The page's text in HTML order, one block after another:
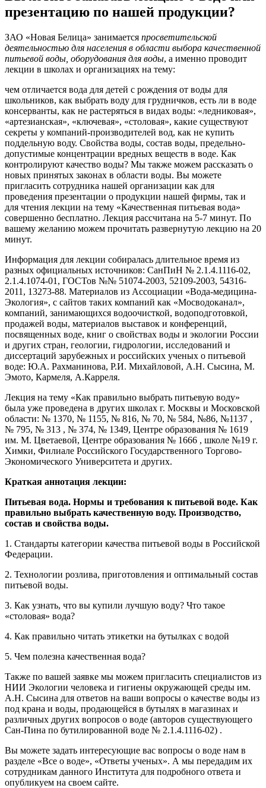
презентацию по нашей продукции?
ЗАО «Новая Белица» занимается просветительской
деятельностью для населения в области выбора качественной
питьевой воды, оборудования для воды, а именно проводит
лекции в школах и организациях на тему:
чем отличается вода для детей с рождения от воды для
школьников, как выбрать воду для грудничков, есть ли в воде
консерванты, как не растеряться в видах воды: «ледниковая»,
«артезианская», «ключевая», «столовая», какие существуют
секреты у компаний-производителей вод, как не купить
поддельную воду. Свойства воды, состав воды, предельно-
допустимые концентрации вредных веществ в воде. Как
контролируют качество воды? Мы также можем рассказать о
новых принятых законах в области воды. Вы можете
пригласить сотрудника нашей организации как для
проведения презентации о продукции нашей фирмы, так и
для чтения лекции на тему «Качественная питьевая вода»
совершенно бесплатно. Лекция рассчитана на 5-7 минут. По
вашему желанию можем прочитать развернутую лекцию на 20
минут.
Информация для лекции собиралась длительное время из
разных официальных источников: СанПиН № 2.1.4.1116-02,
2.1.4.1074-01, ГОСТов №№ 51074-2003, 52109-2003, 54316-
2011, 13273-88. Материалов из Ассоциации «Вода-медицина-
Экология», с сайтов таких компаний как «Мосводоканал»,
компаний, занимающихся водоочисткой, водоподготовкой,
продажей воды, материалов выставок и конференций,
посвященных воде, книг о свойствах воды и экологии России
и других стран, геологии, гидрологии, исследований и
диссертаций зарубежных и российских ученых о питьевой
воде: Ю.А. Рахманинова, Р.И. Михайловой, А.Н. Сысина, М.
Эмото, Кармеля, А.Карреля.
Лекция на тему «Как правильно выбрать питьевую воду»
была уже проведена в других школах г. Москвы и Московской
области: № 1370, № 1155, № 816, № 70, № 584, №86, №1137 ,
№ 795, № 313 , № 374, № 1349, Центре образования № 1619
им. М. Цветаевой, Центре образования № 1666 , школе №19 г.
Химки, Филиале Российского Государственного Торгово-
Экономического Университета и других.
Краткая аннотация лекции:
Питьевая вода. Нормы и требования к питьевой воде. Как
правильно выбрать качественную воду. Производство,
состав и свойства воды.
1. Стандарты категории качества питьевой воды в Российской
Федерации.
2. Технологии розлива, приготовления и оптимальный состав
питьевой воды.
3. Как узнать, что вы купили лучшую воду? Что такое
«столовая» вода?
4. Как правильно читать этикетки на бутылках с водой
5. Чем полезна качественная вода?
Также по вашей заявке мы можем пригласить специалистов из
НИИ Экологии человека и гигиены окружающей среды им.
А.Н. Сысина для ответов на ваши вопросы о качестве воды из
под крана и воды, продающейся в бутылях в магазинах и
различных других вопросов о воде (авторов существующего
Сан-Пина по бутилированной воде № 2.1.4.1116-02) .
Вы можете задать интересующие вас вопросы о воде нам в
разделе «Все о воде», «Ответы ученых». А мы передадим их
сотрудникам данного Института для подробного ответа и
опубликуем на своем сайте.